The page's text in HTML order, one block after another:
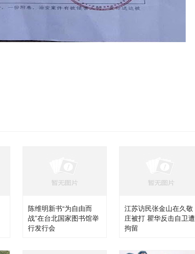
陈维明新书“为自由而
战”在台北国家图书馆举
行发行会
江苏访民张金山在久敬
庄被打 瞿华反击自卫遭
拘留